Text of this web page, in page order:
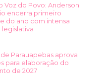
Voz do Povo: Anderson
encerra primeiro
do ano com intensa
Parauapebas aprova
para elaboração do
de 2027